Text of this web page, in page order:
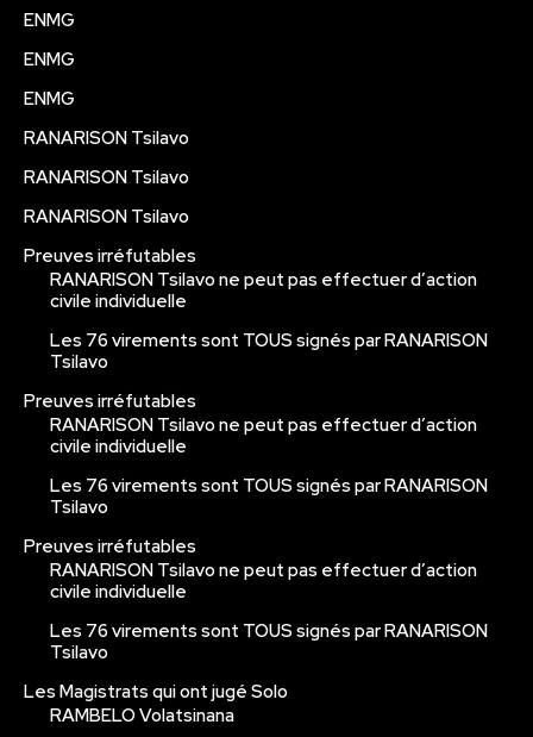
ENMG
ENMG
ENMG
RANARISON Tsilavo
RANARISON Tsilavo
RANARISON Tsilavo
Preuves irréfutables
RANARISON Tsilavo ne peut pas effectuer d’action
civile individuelle
Les 76 virements sont TOUS signés par RANARISON
Tsilavo
Preuves irréfutables
RANARISON Tsilavo ne peut pas effectuer d’action
civile individuelle
Les 76 virements sont TOUS signés par RANARISON
Tsilavo
Preuves irréfutables
RANARISON Tsilavo ne peut pas effectuer d’action
civile individuelle
Les 76 virements sont TOUS signés par RANARISON
Tsilavo
Les Magistrats qui ont jugé Solo
RAMBELO Volatsinana